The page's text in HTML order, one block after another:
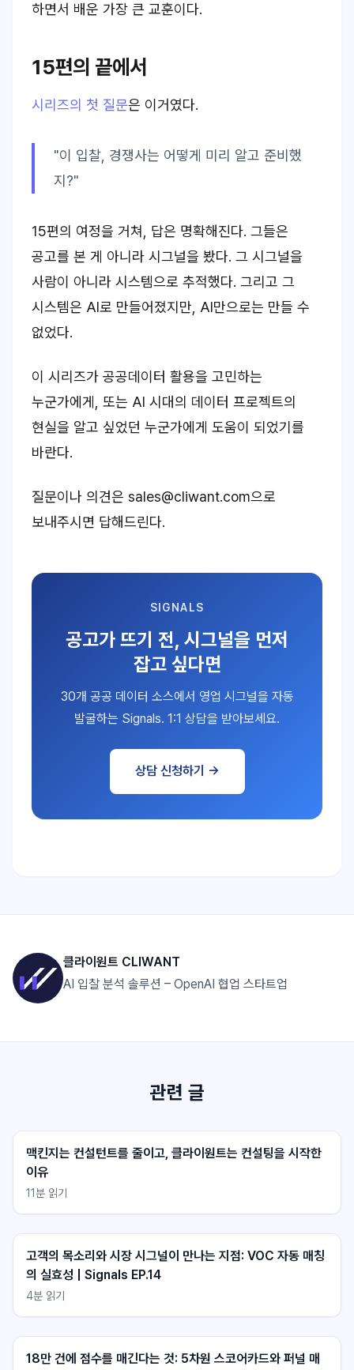
하면서 배운 가장 큰 교훈이다.
15편의 끝에서
시리즈의 첫 질문은 이거였다.
"이 입찰, 경쟁사는 어떻게 미리 알고 준비했
지?"
15편의 여정을 거쳐, 답은 명확해진다. 그들은
공고를 본 게 아니라 시그널을 봤다. 그 시그널을
사람이 아니라 시스템으로 추적했다. 그리고 그
시스템은 AI로 만들어졌지만, AI만으로는 만들 수
없었다.
이 시리즈가 공공데이터 활용을 고민하는
누군가에게, 또는 AI 시대의 데이터 프로젝트의
현실을 알고 싶었던 누군가에게 도움이 되었기를
바란다.
질문이나 의견은 sales@cliwant.com으로
보내주시면 답해드린다.
SIGNALS
공고가 뜨기 전, 시그널을 먼저
잡고 싶다면
30개 공공 데이터 소스에서 영업 시그널을 자동
발굴하는 Signals. 1:1 상담을 받아보세요.
상담 신청하기 →
클라이원트 CLIWANT
AI 입찰 분석 솔루션 – OpenAI 협업 스타트업
관련 글
맥킨지는 컨설턴트를 줄이고, 클라이원트는 컨설팅을 시작한
이유
11 분 읽기
고객의 목소리와 시장 시그널이 만나는 지점: VOC 자동 매칭
의 실효성 | Signals EP.14
4분 읽기
18만 건에 점수를 매긴다는 것: 5차원 스코어카드와 퍼널 매